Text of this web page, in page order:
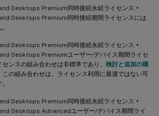
Desktops Premium同時接続永続ライセンス +
Desktops Premium同時接続期間ライセンスには
Desktops Premium同時接続永続ライセンス +
Desktops Premiumユーザー/デバイス期間ライセ
ンスの組み合わせは非標準であり、 検討と追加の構
この組み合わせは、ライセンス利用に最適ではない可
Desktops Premium同時接続永続ライセンス +
Desktops Advancedユーザー/デバイス期間ライ